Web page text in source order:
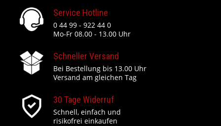
Service Hotline
0 44 99 - 922 44 0
Mo-Fr 08.00 - 13.00 Uhr
Schneller Versand
Bei Bestellung bis 13.00 Uhr
Versand am gleichen Tag
30 Tage Widerruf
Schnell, einfach und
risikofrei einkaufen